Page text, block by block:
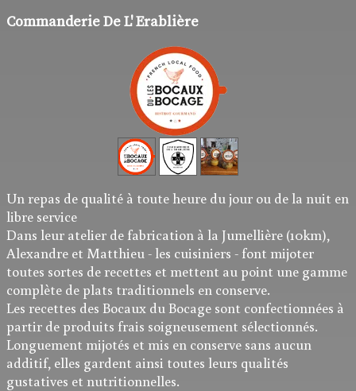
Nous Contacter
Commanderie De L' Erablière
Un repas de qualité à toute heure du jour ou de la nuit en
libre service
Dans leur atelier de fabrication à la Jumellière (10km),
Alexandre et Matthieu - les cuisiniers - font mijoter
toutes sortes de recettes et mettent au point une gamme
complète de plats traditionnels en conserve.
Les recettes des Bocaux du Bocage sont confectionnées à
partir de produits frais soigneusement sélectionnés.
Longuement mijotés et mis en conserve sans aucun
additif, elles gardent ainsi toutes leurs qualités
gustatives et nutritionnelles.